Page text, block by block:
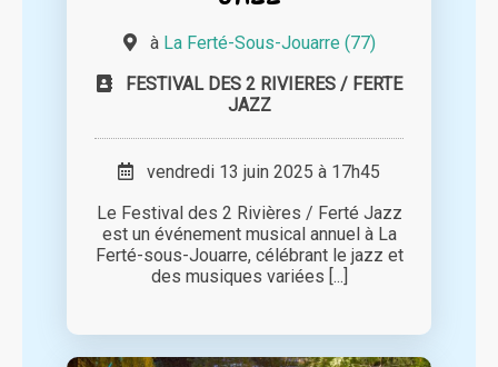
à La Ferté-Sous-Jouarre (77)
FESTIVAL DES 2 RIVIERES / FERTE
JAZZ
vendredi 13 juin 2025 à 17h45
Le Festival des 2 Rivières / Ferté Jazz
est un événement musical annuel à La
Ferté-sous-Jouarre, célébrant le jazz et
des musiques variées [...]